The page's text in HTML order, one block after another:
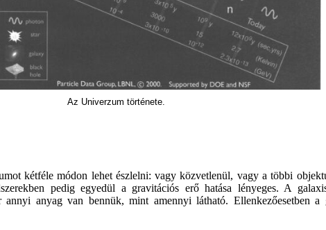
Az Univerzum története.
kétféle módon lehet észlelni: vagy közvetlenül, vagy a többi
pedig egyedül a gravitációs erő hatása lényeges. A
anyag van bennük, mint amennyi látható. Ellenkezőesetben